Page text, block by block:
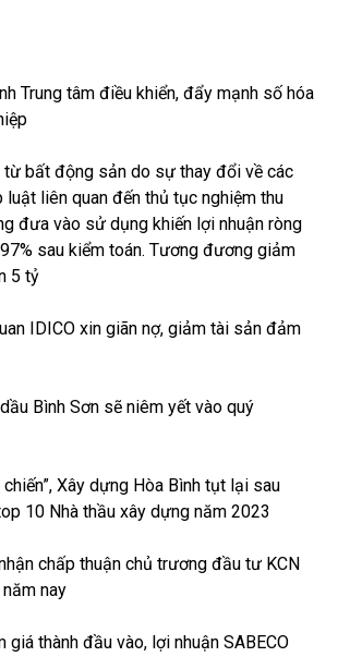
Trung tâm điều khiển, đẩy mạnh số hóa
từ bất động sản do sự thay đổi về các
luật liên quan đến thủ tục nghiệm thu
đưa vào sử dụng khiến lợi nhuận ròng
sau kiểm toán. Tương đương giảm
5 tỷ
IDICO xin giãn nợ, giảm tài sản đảm
Bình Sơn sẽ niêm yết vào quý
chiến”, Xây dựng Hòa Bình tụt lại sau
10 Nhà thầu xây dựng năm 2023
chấp thuận chủ trương đầu tư KCN
nay
giá thành đầu vào, lợi nhuận SABECO